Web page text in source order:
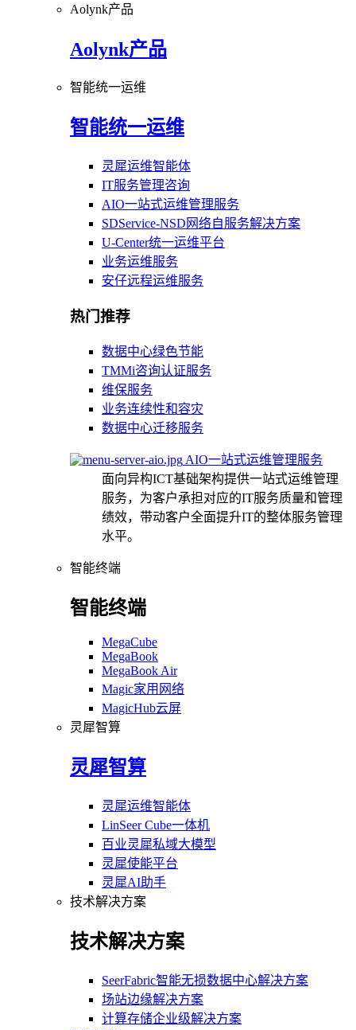
Aolynk产品
Aolynk产品
智能统一运维
智能统一运维
灵犀运维智能体
IT服务管理咨询
AIO一站式运维管理服务
SDService-NSD网络自服务解决方案
U-Center统一运维平台
业务运维服务
安仔远程运维服务
热门推荐
数据中心绿色节能
TMMi咨询认证服务
维保服务
业务连续性和容灾
数据中心迁移服务
AIO一站式运维管理服务
面向异构ICT基础架构提供一站式运维管理
服务，为客户承担对应的IT服务质量和管理
绩效，带动客户全面提升IT的整体服务管理
水平。
智能终端
智能终端
MegaCube
MegaBook
MegaBook Air
Magic家用网络
MagicHub云屏
灵犀智算
灵犀智算
灵犀运维智能体
LinSeer Cube一体机
百业灵犀私域大模型
灵犀使能平台
灵犀AI助手
技术解决方案
技术解决方案
SeerFabric智能无损数据中心解决方案
场站边缘解决方案
计算存储企业级解决方案